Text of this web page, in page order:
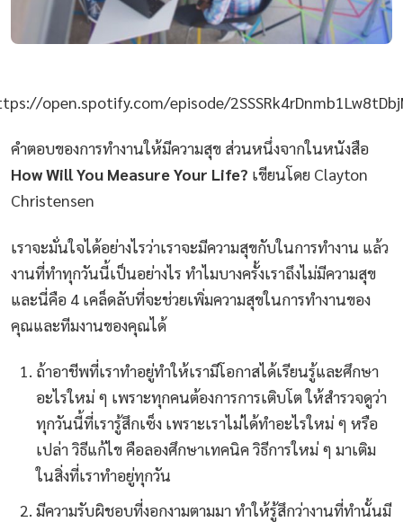
open.spotify.com/episode/
คำตอบของการทำงานให้มีความสุข ส่วนหนึ่งจากในหนังสือ
How Will You Measure Your Life? เขียนโดย Clayton
Christensen
เราจะมั่นใจได้อย่างไรว่าเราจะมีความสุขกับในการทำงาน แล้ว
งานที่ทำทุกวันนี้เป็นอย่างไร ทำไมบางครั้งเราถึงไม่มีความสุข
และนี่คือ 4 เคล็ดลับที่จะช่วยเพิ่มความสุขในการทำงานของ
คุณและทีมงานของคุณได้
ถ้าอาชีพที่เราทำอยู่ทำให้เรามีโอกาสได้เรียนรู้และศึกษา
อะไรใหม่ ๆ เพราะทุกคนต้องการการเติบโต ให้สำรวจดูว่า
ทุกวันนี้ที่เรารู้สึกเซ็ง เพราะเราไม่ได้ทำอะไรใหม่ ๆ หรือ
เปล่า วิธีแก้ไข คือลองศึกษาเทคนิค วิธีการใหม่ ๆ มาเติม
ในสิ่งที่เราทำอยู่ทุกวัน
มีความรับผิชอบที่งอกงามตามมา ทำให้รู้สึกว่างานที่ทำนั้นมี